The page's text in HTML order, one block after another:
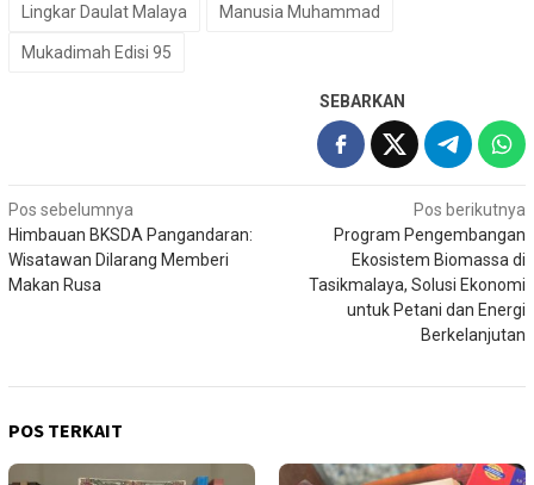
Lingkar Daulat Malaya Manusia Muhammad
Mukadimah Edisi 95
SEBARKAN
Navigasi
pos
Pos sebelumnya
Himbauan BKSDA Pangandaran:
Wisatawan Dilarang Memberi
Makan Rusa
Pos berikutnya
Program Pengembangan
Ekosistem Biomassa di
Tasikmalaya, Solusi Ekonomi
untuk Petani dan Energi
Berkelanjutan
POS TERKAIT